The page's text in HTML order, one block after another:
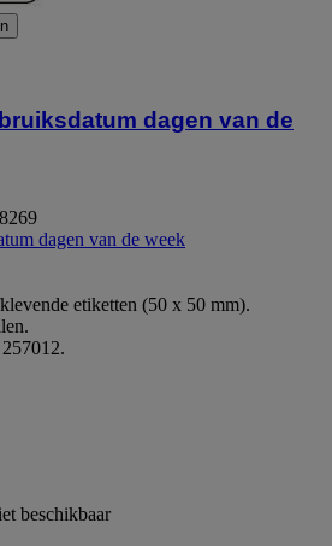
dagen van de
dagen van de week
etiketten (50 x 50 mm).
beschikbaar